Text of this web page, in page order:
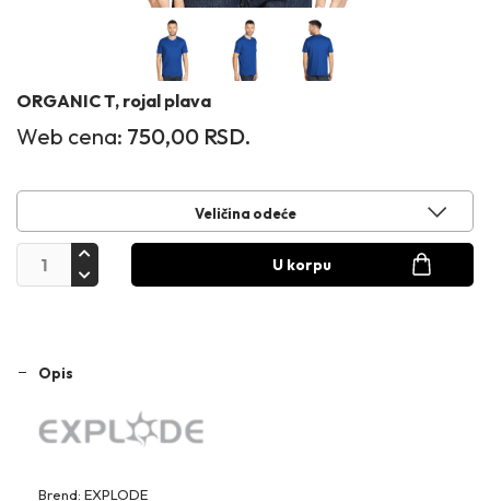
ORGANIC T, rojal plava
Web cena: 750,00 RSD.
Veličina odeće
U korpu
Opis
Brend: EXPLODE